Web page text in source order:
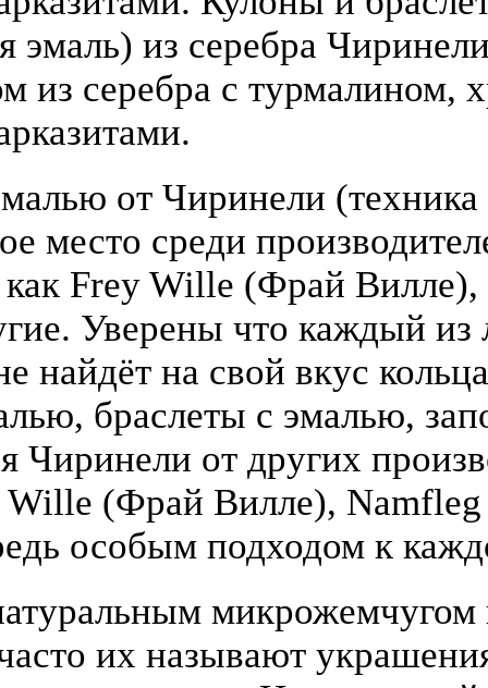
эмаль) из серебра
из серебра с турмалином,
от Чиринели (техника
место среди
Frey Wille (Фрай
Уверены что каждый
найдёт на свой вкус
браслеты с эмалью,
Чиринели от других
Wille (Фрай Вилле),
особым подходом к
микрожемчугом
их называют